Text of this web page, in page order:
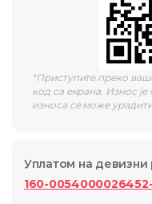
*Приступите преко
код са екрана. Износ
износа се може
Уплатом на девизни
160-